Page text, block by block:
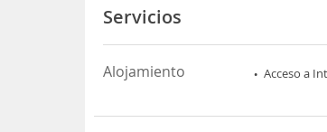
Servicios
Alojamiento Acceso a